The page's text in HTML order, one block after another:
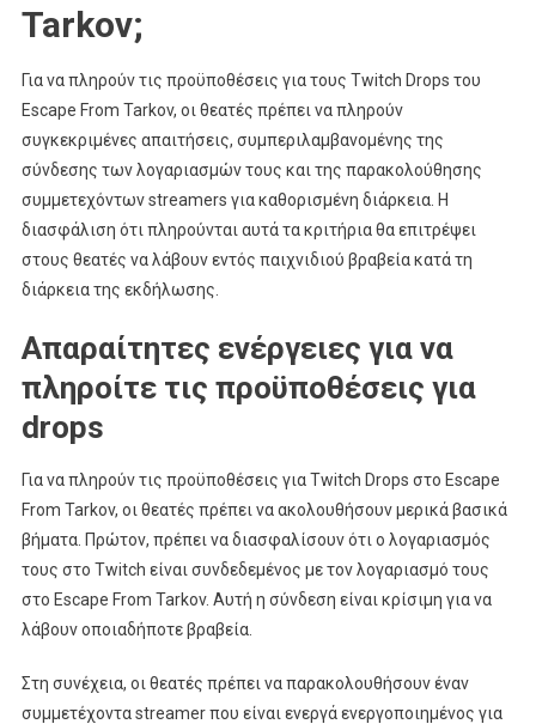
Tarkov;
Για να πληρούν τις προϋποθέσεις για τους Twitch Drops του
Escape From Tarkov, οι θεατές πρέπει να πληρούν
συγκεκριμένες απαιτήσεις, συμπεριλαμβανομένης της
σύνδεσης των λογαριασμών τους και της παρακολούθησης
συμμετεχόντων streamers για καθορισμένη διάρκεια. Η
διασφάλιση ότι πληρούνται αυτά τα κριτήρια θα επιτρέψει
στους θεατές να λάβουν εντός παιχνιδιού βραβεία κατά τη
διάρκεια της εκδήλωσης.
Απαραίτητες ενέργειες για να
πληροίτε τις προϋποθέσεις για
drops
Για να πληρούν τις προϋποθέσεις για Twitch Drops στο Escape
From Tarkov, οι θεατές πρέπει να ακολουθήσουν μερικά βασικά
βήματα. Πρώτον, πρέπει να διασφαλίσουν ότι ο λογαριασμός
τους στο Twitch είναι συνδεδεμένος με τον λογαριασμό τους
στο Escape From Tarkov. Αυτή η σύνδεση είναι κρίσιμη για να
λάβουν οποιαδήποτε βραβεία.
Στη συνέχεια, οι θεατές πρέπει να παρακολουθήσουν έναν
συμμετέχοντα streamer που είναι ενεργά ενεργοποιημένος για